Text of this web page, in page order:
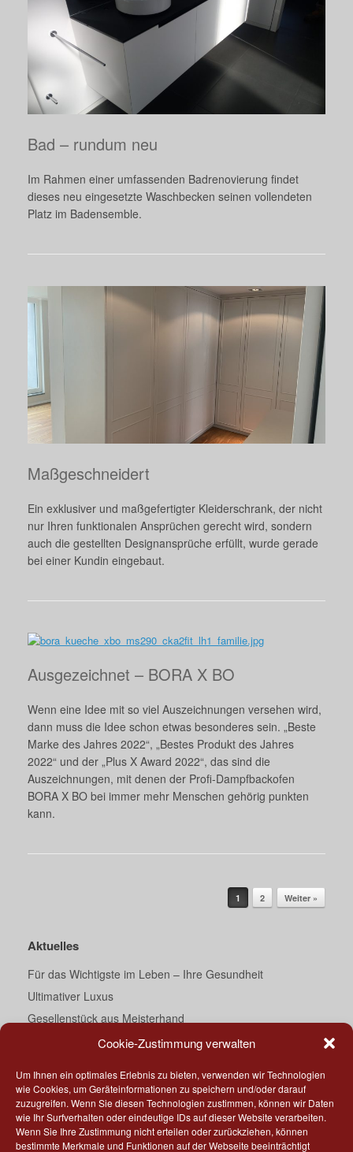
Cookie-Zustimmung verwalten
Um Ihnen ein optimales Erlebnis zu bieten, verwenden wir Technologien
wie Cookies, um Geräteinformationen zu speichern und/oder darauf
zuzugreifen. Wenn Sie diesen Technologien zustimmen, können wir Daten
wie Ihr Surfverhalten oder eindeutige IDs auf dieser Website verarbeiten.
Wenn Sie Ihre Zustimmung nicht erteilen oder zurückziehen, können
bestimmte Merkmale und Funktionen auf der Webseite beeinträchtigt
Bad – rundum neu
Im Rahmen einer umfassenden Badrenovierung findet
dieses neu eingesetzte Waschbecken seinen vollendeten
Platz im Badensemble.
Maßgeschneidert
Ein exklusiver und maßgefertigter Kleiderschrank, der nicht
nur Ihren funktionalen Ansprüchen gerecht wird, sondern
auch die gestellten Designansprüche erfüllt, wurde gerade
bei einer Kundin eingebaut.
Ausgezeichnet – BORA X BO
Wenn eine Idee mit so viel Auszeichnungen versehen wird,
dann muss die Idee schon etwas besonderes sein. „Beste
Marke des Jahres 2022“, „Bestes Produkt des Jahres
2022“ und der „Plus X Award 2022“, das sind die
Auszeichnungen, mit denen der Profi-Dampfbackofen
BORA X BO bei immer mehr Menschen gehörig punkten
kann.
1 2 Weiter »
Aktuelles
Für das Wichtigste im Leben – Ihre Gesundheit
Ultimativer Luxus
Gesellenstück aus Meisterhand
Ein Traum von Bad
Küche meets Corian®
„Geschmackssache“
Ihr direkter Draht